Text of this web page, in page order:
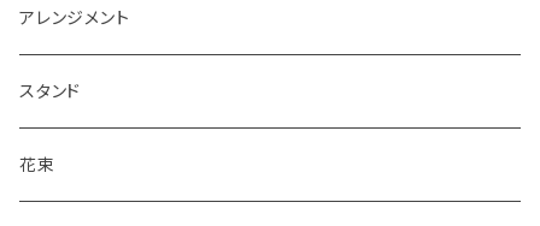
アレンジメント
スタンド
花束